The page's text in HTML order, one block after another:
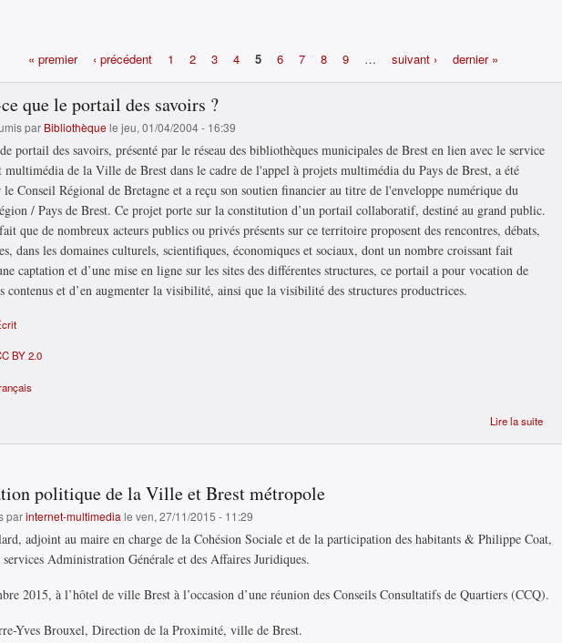
« premier ‹ précédent 1 2 3 4 5 6 7 8 9 … suivant › dernier »
que le portail des savoirs ?
par Bibliothèque le jeu, 01/04/2004 - 16:39
portail des savoirs, présenté par le réseau des bibliothèques municipales de Brest en lien avec le service
multimédia de la Ville de Brest dans le cadre de l'appel à projets multimédia du Pays de Brest, a été
le Conseil Régional de Bretagne et a reçu son soutien financier au titre de l'enveloppe numérique du
/ Pays de Brest. Ce projet porte sur la constitution d’un portail collaboratif, destiné au grand public.
que de nombreux acteurs publics ou privés présents sur ce territoire proposent des rencontres, débats,
dans les domaines culturels, scientifiques, économiques et sociaux, dont un nombre croissant fait
captation et d’une mise en ligne sur les sites des différentes structures, ce portail a pour vocation de
contenus et d’en augmenter la visibilité, ainsi que la visibilité des structures productrices.
BY 2.0
Lire la suite
ce
politique de la Ville et Brest métropole
parinternet-multimedia le ven, 27/11/2015 - 11:29
adjoint au maire en charge de la Cohésion Sociale et de la participation des habitants & Philippe Coat,
Administration Générale et des Affaires Juridiques.
2015, à l’hôtel de ville Brest à l’occasion d’une réunion des Conseils Consultatifs de Quartiers (CCQ).
Yves Brouxel, Direction de la Proximité, ville de Brest.